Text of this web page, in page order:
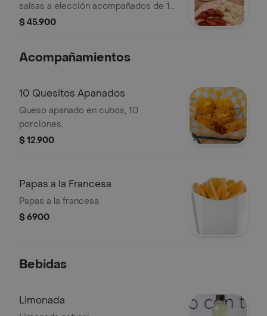
salsas a elección acompañados de 1
porción de papas a la francesa
$ 45.900
Acompañamientos
10 Quesitos Apanados
Queso apanado en cubos, 10
porciones.
$ 12.900
Papas a la Francesa
Papas a la francesa.
$ 6900
Bebidas
Limonada